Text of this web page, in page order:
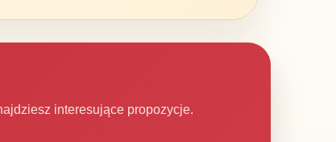
interesujące propozycje.